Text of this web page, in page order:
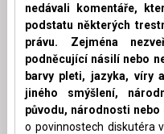
nedávali komentáře,
podstatu některých
právu. Zejména
podněcující násilí nebo
barvy pleti, jazyka, víry
jiného smýšlení,
původu, národnosti
o povinnostech diskutéra